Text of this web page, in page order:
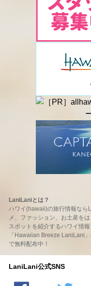
LaniLaniとは？
ハワイ(hawaii)の旅行情報な
メ、ファッション、お土産を
スポットを紹介するハワイ情
「Hawaiian Breeze LaniLani
で無料配布中！
LaniLani公式SNS